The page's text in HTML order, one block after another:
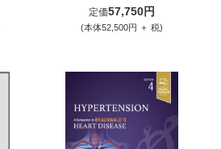
定価57,750円
(本体52,500円 ＋ 税)